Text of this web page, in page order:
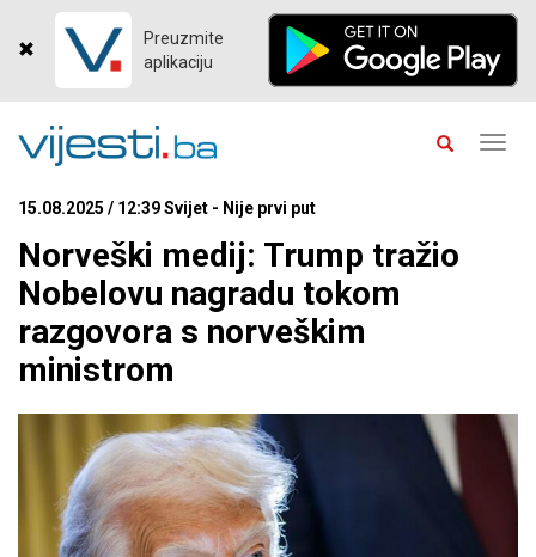
Preuzmite
aplikaciju
15.08.2025 / 12:39 Svijet - Nije prvi put
Norveški medij: Trump tražio
Nobelovu nagradu tokom
razgovora s norveškim
ministrom